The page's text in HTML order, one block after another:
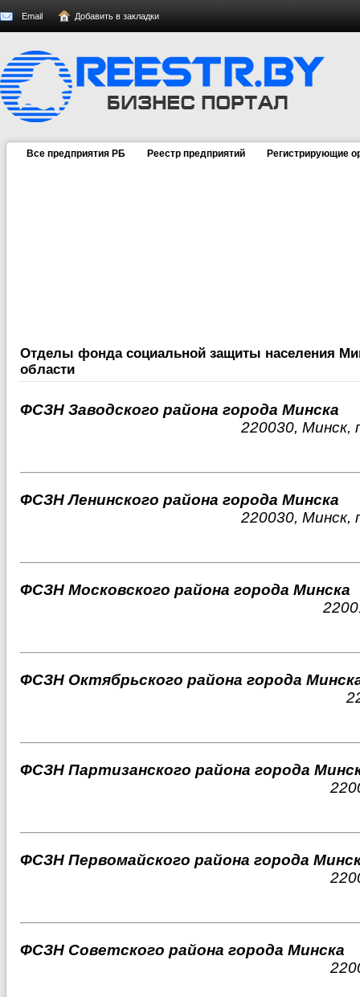
Email Добавить в закладки
Все предприятия РБ Реестр предприятий Регистрирующие
Отделы фонда социальной защиты населения
области
ФСЗН Заводского района города Минска
220030, Минск,
ФСЗН Ленинского района города Минска
220030, Минск,
ФСЗН Московского района города Минска
ФСЗН Октябрьского района города
ФСЗН Партизанского района города
ФСЗН Первомайского района города
ФСЗН Советского района города Минска